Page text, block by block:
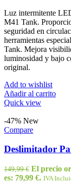
Luz intermitente
M41 Tank.
seguridad en
herramientas
Tank. Mejora
luminosidad y bajo
original.
Add to wishlist
Añadir al carrito
Quick view
-47% New
Compare
Deslimitador
149,99€ El precio
es: 79,99 €. IVA